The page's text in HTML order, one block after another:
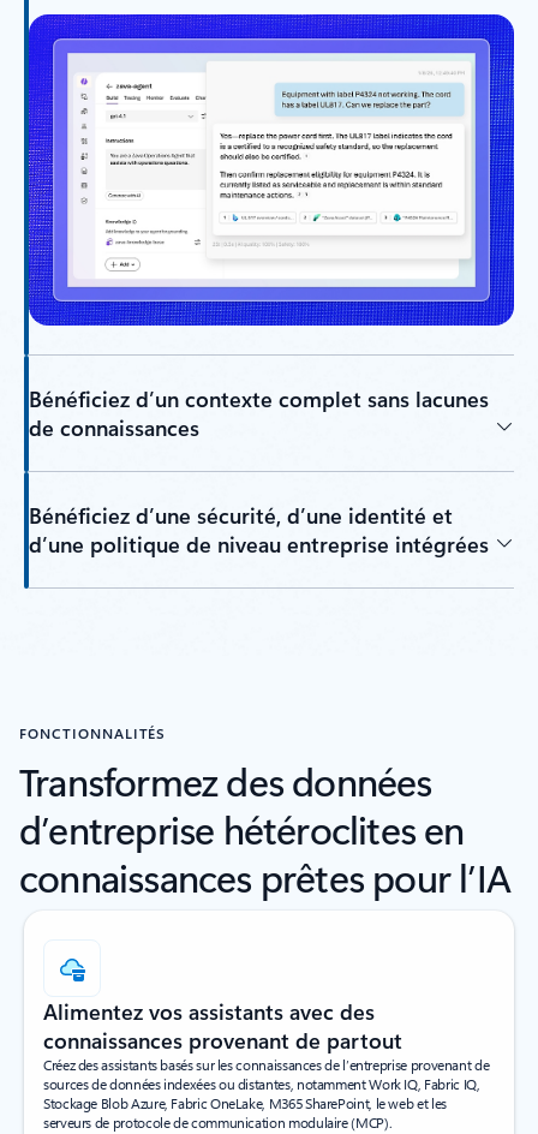
Bénéficiez d’un contexte complet sans lacunes
de connaissances
Bénéficiez d’une sécurité, d’une identité et
d’une politique de niveau entreprise intégrées
FONCTIONNALITÉS
Transformez des données
d’entreprise hétéroclites en
connaissances prêtes pour l’IA
Alimentez vos assistants avec des
connaissances provenant de partout
Créez des assistants basés sur les connaissances de l’entreprise provenant de
sources de données indexées ou distantes, notamment Work IQ, Fabric IQ,
Stockage Blob Azure, Fabric OneLake, M365 SharePoint, le web et les
serveurs de protocole de communication modulaire (MCP).